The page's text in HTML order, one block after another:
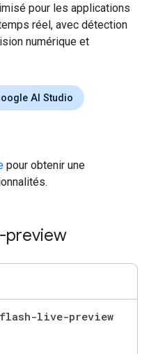
pour les applications
réel, avec détection
numérique et
AI Studio
pour obtenir une
preview
live-preview